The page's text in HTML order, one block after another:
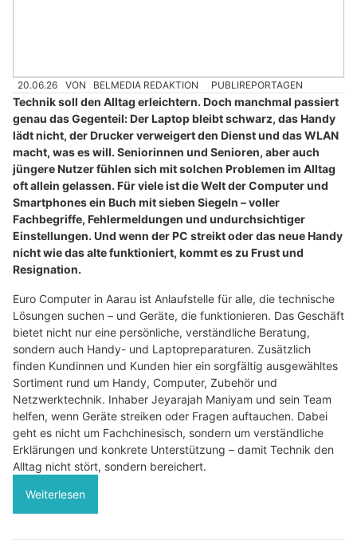
20.06.26 VON BELMEDIA REDAKTION PUBLIREPORTAGEN
Technik soll den Alltag erleichtern. Doch manchmal passiert
genau das Gegenteil: Der Laptop bleibt schwarz, das Handy
lädt nicht, der Drucker verweigert den Dienst und das WLAN
macht, was es will. Seniorinnen und Senioren, aber auch
jüngere Nutzer fühlen sich mit solchen Problemen im Alltag
oft allein gelassen. Für viele ist die Welt der Computer und
Smartphones ein Buch mit sieben Siegeln – voller
Fachbegriffe, Fehlermeldungen und undurchsichtiger
Einstellungen. Und wenn der PC streikt oder das neue Handy
nicht wie das alte funktioniert, kommt es zu Frust und
Resignation.
Euro Computer in Aarau ist Anlaufstelle für alle, die technische
Lösungen suchen – und Geräte, die funktionieren. Das Geschäft
bietet nicht nur eine persönliche, verständliche Beratung,
sondern auch Handy- und Laptopreparaturen. Zusätzlich
finden Kundinnen und Kunden hier ein sorgfältig ausgewähltes
Sortiment rund um Handy, Computer, Zubehör und
Netzwerktechnik. Inhaber Jeyarajah Maniyam und sein Team
helfen, wenn Geräte streiken oder Fragen auftauchen. Dabei
geht es nicht um Fachchinesisch, sondern um verständliche
Erklärungen und konkrete Unterstützung – damit Technik den
Alltag nicht stört, sondern bereichert.
Weiterlesen